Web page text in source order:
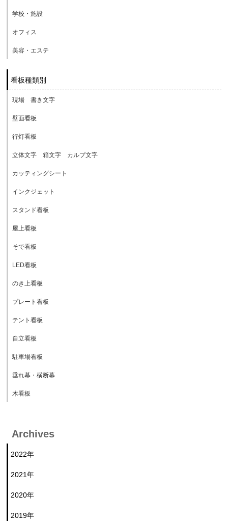
学校・施設
オフィス
美容・エステ
看板種類別
現場 書き文字
壁面看板
行灯看板
立体文字 箱文字 カルプ文字
カッティングシート
インクジェット
スタンド看板
屋上看板
そで看板
LED看板
のき上看板
プレート看板
テント看板
自立看板
駐車場看板
垂れ幕・横断幕
木看板
Archives
2022年
2021年
2020年
2019年